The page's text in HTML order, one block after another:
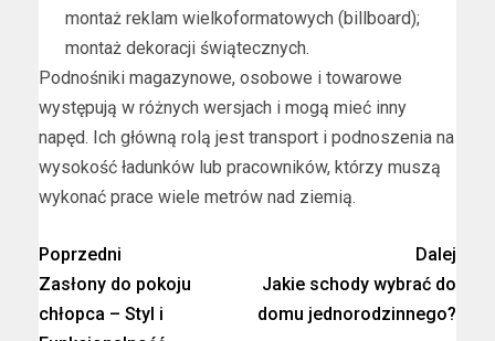
montaż reklam wielkoformatowych (billboard);
montaż dekoracji świątecznych.
Podnośniki magazynowe, osobowe i towarowe
występują w różnych wersjach i mogą mieć inny
napęd. Ich główną rolą jest transport i podnoszenia na
wysokość ładunków lub pracowników, którzy muszą
wykonać prace wiele metrów nad ziemią.
Poprzedni
Zasłony do pokoju
chłopca – Styl i
Dalej
Jakie schody wybrać do
domu jednorodzinnego?